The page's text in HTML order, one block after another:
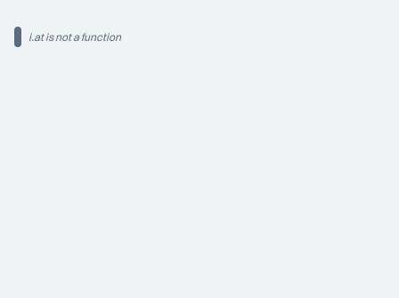
i.at is not a function